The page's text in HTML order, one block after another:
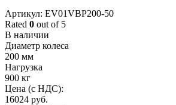
Артикул: EV01VBP200-50
Rated 0 out of 5
В наличии
Диаметр колеса
200 мм
Нагрузка
900 кг
Цена (с НДС):
16024 руб.